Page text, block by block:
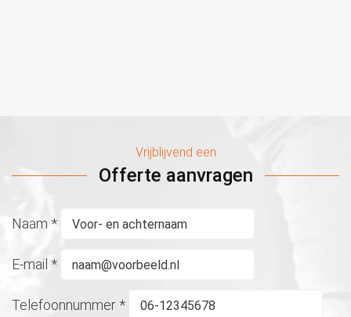
Vrijblijvend een
Offerte aanvragen
Naam *
E-mail *
Telefoonnummer *